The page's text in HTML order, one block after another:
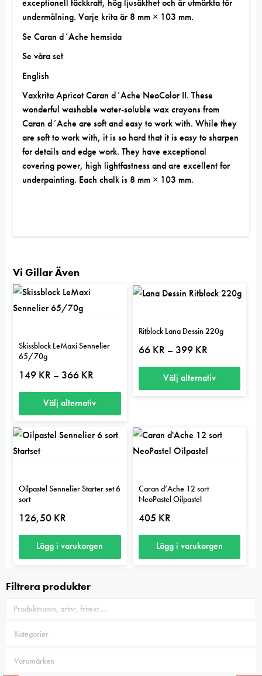
exceptionell täckkraft, hög ljusäkthet och är utmärkta för
undermålning. Varje krita är 8 mm × 103 mm.
SeCaran d´Ache hemsida
Se våra set
English
Vaxkrita Apricot Caran d´Ache NeoColor II. These
wonderful washable water-soluble wax crayons from
Caran d´Ache are soft and easy to work with. While they
are soft to work with, it is so hard that it is easy to sharpen
for details and edge work. They have exceptional
covering power, high lightfastness and are excellent for
underpainting. Each chalk is 8 mm × 103 mm.
Vi Gillar Även
Skissblock LeMaxi Sennelier
65/70g
149 KR – 366 KR
till
366 kr
Välj alternativ
här
produkten
flera
varianter.
De
olika
alternativen
väljas
produktsidan
Ritblock Lana Dessin 220g
66 KR – 399 KRPrisintervall:
66 kr
till
399 kr
Välj alternativ
produkten
har
De
alternativen
kan
väljas
Oilpastel Sennelier Starter set 6
sort
126,50 KR
Lägg i varukorgen
Caran d’Ache 12 sort
NeoPastel Oilpastel
405 KR
Lägg i varukorgen
Filtrera produkter